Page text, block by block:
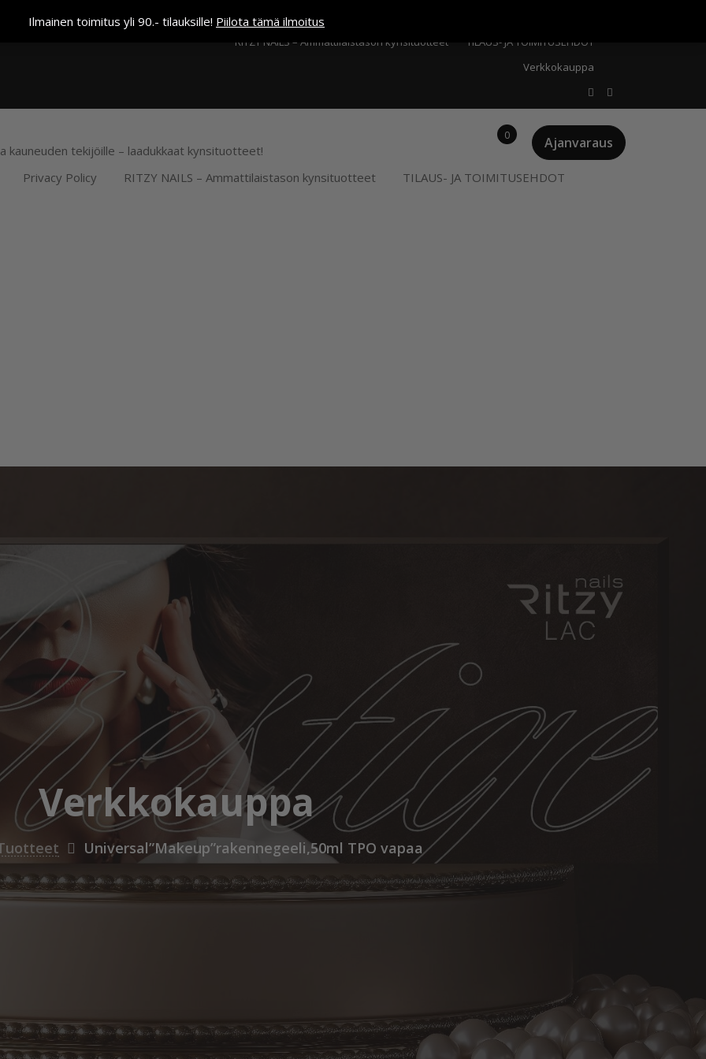
Ilmainen toimitus yli 90.- tilauksille! Piilota tämä ilmoitusKassa
RITZY NAILS – Ammattilaistason kynsituotteet
TILAUS- JA TOIMITUSEHDOT
Verkkokauppa
kauneuden tekijöille – laadukkaat kynsituotteet! Ajanvaraus
0
Privacy Policy RITZY NAILS – Ammattilaistason kynsituotteet TILAUS- JA TOIMITUSEHDOT
Verkkokauppa
Universal”Makeup”rakennegeeli,50ml TPO vapaa